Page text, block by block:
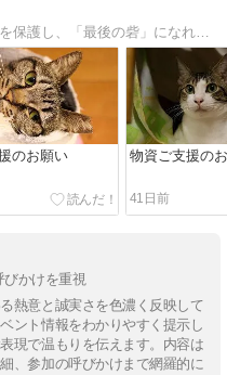
様々な経緯から行き場を失った猫を保護し、「最後の砦」になれる里親さんを探す活動をしています
のお願い 物資ご支援の
41日前
かけを重視
熱意と誠実さを色濃く反映して
ント情報をわかりやすく提示し
現で温もりを伝えます。内容は
、参加の呼びかけまで網羅的に